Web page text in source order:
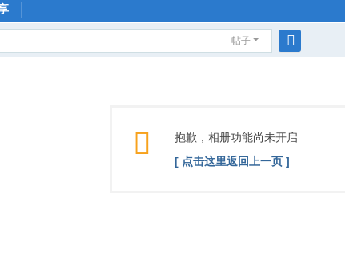
帖子
抱歉，相册功能尚未开启
[ 点击这里返回上一页 ]